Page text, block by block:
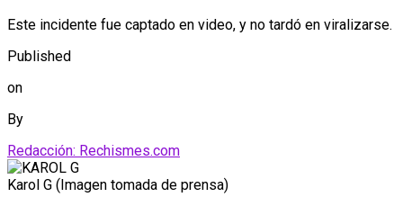
Este incidente fue captado en video, y no tardó en viralizarse.
Published
on
By
Redacción: Rechismes.com
Karol G (Imagen tomada de prensa)